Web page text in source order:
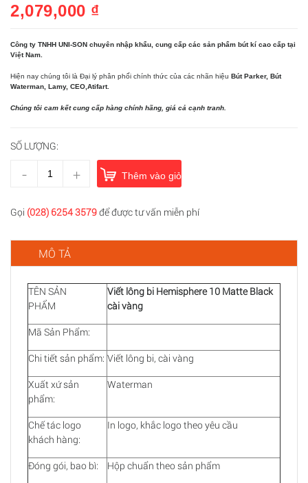
2,079,000 ₫
Công ty TNHH UNI-SON chuyên nhập khẩu, cung cấp các sản phẩm bút kí cao cấp tại
Việt Nam.
Hiện nay chúng tôi là Đại lý phân phối chính thức của các nhãn hiệu Bút Parker, Bút
Waterman, Lamy, CEO,Atifart.
Chúng tôi cam kết cung cấp hàng chính hãng, giá cả cạnh tranh.
SỐ LƯỢNG:
- + Thêm vào giỏ hàng
Gọi (028) 6254 3579để được tư vấn miễn phí
MÔ TẢ
TÊN SẢN
PHẨM
Viết lông bi Hemisphere 10 Matte Black
cài vàng
Mã Sản Phẩm:
Chi tiết sản phẩm: Viết lông bi, cài vàng
Xuất xứ sản
phẩm:
Waterman
Chế tác logo
khách hàng:
In logo, khắc logo theo yêu cầu
Đóng gói, bao bì: Hộp chuẩn theo sản phẩm